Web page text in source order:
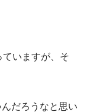
いますが、そ
だろうなと思い